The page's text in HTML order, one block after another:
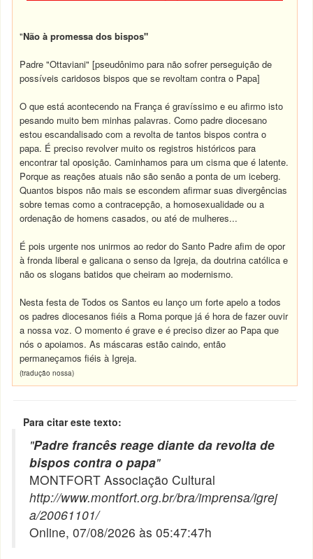
"Não à promessa dos bispos"
Padre "Ottaviani" [pseudônimo para não sofrer perseguição de
possíveis caridosos bispos que se revoltam contra o Papa]
O que está acontecendo na França é gravíssimo e eu afirmo isto
pesando muito bem minhas palavras. Como padre diocesano
estou escandalisado com a revolta de tantos bispos contra o
papa. É preciso revolver muito os registros históricos para
encontrar tal oposição. Caminhamos para um cisma que é latente.
Porque as reações atuais não são senão a ponta de um iceberg.
Quantos bispos não mais se escondem afirmar suas divergências
sobre temas como a contracepção, a homosexualidade ou a
ordenação de homens casados, ou até de mulheres...
É pois urgente nos unirmos ao redor do Santo Padre afim de opor
à fronda liberal e galicana o senso da Igreja, da doutrina católica e
não os slogans batidos que cheiram ao modernismo.
Nesta festa de Todos os Santos eu lanço um forte apelo a todos
os padres diocesanos fiéis a Roma porque já é hora de fazer ouvir
a nossa voz. O momento é grave e é preciso dizer ao Papa que
nós o apoiamos. As máscaras estão caindo, então
permaneçamos fiéis à Igreja.
(tradução nossa)
Para citar este texto:
"Padre francês reage diante da revolta de
bispos contra o papa"
MONTFORT Associação Cultural
http://www.montfort.org.br/bra/imprensa/igrej
a/20061101/
Online, 07/08/2026 às 05:47:47h